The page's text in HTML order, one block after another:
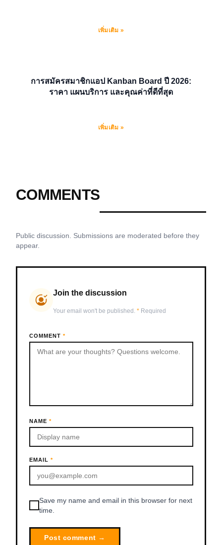
เพิ่มเติม »
การสมัครสมาชิกแอป Kanban Board ปี 2026:
ราคา แผนบริการ และคุณค่าที่ดีที่สุด
เพิ่มเติม »
COMMENTS
Public discussion. Submissions are moderated before they
appear.
Join the discussion
Your email won't be published. *Required
COMMENT*
NAME *
EMAIL*
Save my name and email in this browser for next
time.
Post comment →